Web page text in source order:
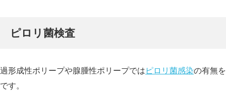
ピロリ菌検査
過形成性ポリープや腺腫性ポリープではピロリ菌感染の有無
です。